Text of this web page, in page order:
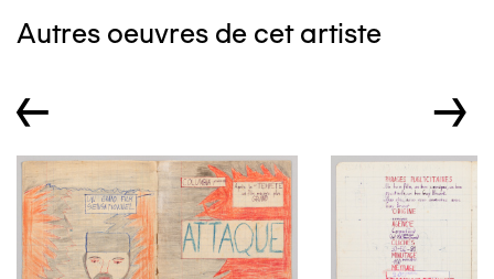
Autres oeuvres de cet artiste
← →